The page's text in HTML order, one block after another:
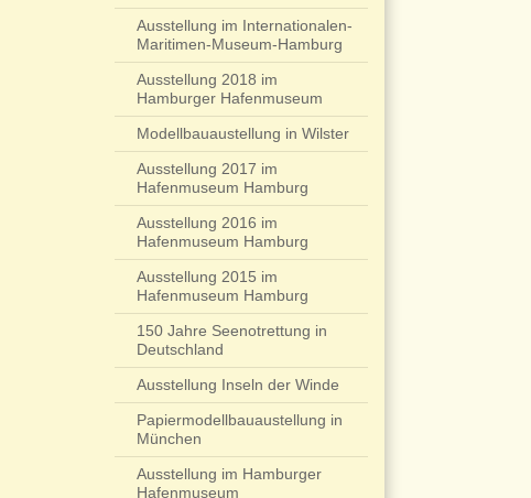
Ausstellung im Internationalen-
Maritimen-Museum-Hamburg
Ausstellung 2018 im
Hamburger Hafenmuseum
Modellbauaustellung in Wilster
Ausstellung 2017 im
Hafenmuseum Hamburg
Ausstellung 2016 im
Hafenmuseum Hamburg
Ausstellung 2015 im
Hafenmuseum Hamburg
150 Jahre Seenotrettung in
Deutschland
Ausstellung Inseln der Winde
Papiermodellbauaustellung in
München
Ausstellung im Hamburger
Hafenmuseum